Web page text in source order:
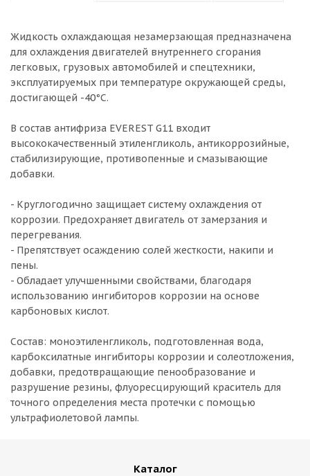
Жидкость охлаждающая незамерзающая предназначена
для охлаждения двигателей внутреннего сгорания
легковых, грузовых автомобилей и спецтехники,
эксплуатируемых при температуре окружающей среды,
достигающей -40°C.
В состав антифриза EVEREST G11 входит
высококачественный этиленгликоль, антикоррозийные,
стабилизирующие, противопенные и смазывающие
добавки.
- Круглогодично защищает систему охлаждения от
коррозии. Предохраняет двигатель от замерзания и
перегревания.
- Препятствует осаждению солей жесткости, накипи и
пены.
- Обладает улучшенными свойствами, благодаря
использованию ингибиторов коррозии на основе
карбоновых кислот.
Состав: моноэтиленгликоль, подготовленная вода,
карбоксилатные ингибиторы коррозии и солеотложения,
добавки, предотвращающие пенообразование и
разрушение резины, флуоресцирующий краситель для
точного определения места протечки с помощью
ультрафиолетовой лампы.
Каталог